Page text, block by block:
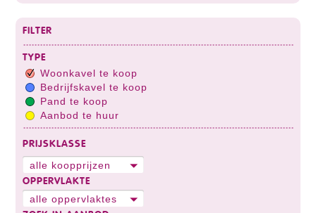
FILTER
TYPE
Woonkavel te koop
Bedrijfskavel te koop
Pand te koop
Aanbod te huur
PRIJSKLASSE
alle koopprijzen
OPPERVLAKTE
alle oppervlaktes